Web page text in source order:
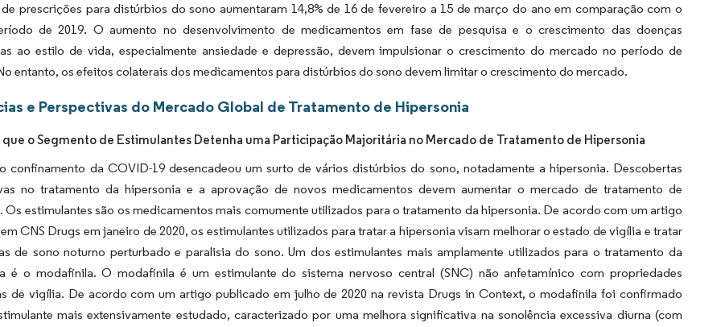
prescrições para distúrbios do sono aumentaram 14,8% de 16 de fevereiro a 15 de março do ano em comparação com o
de 2019. O aumento no desenvolvimento de medicamentos em fase de pesquisa e o crescimento das doenças
ao estilo de vida, especialmente ansiedade e depressão, devem impulsionar o crescimento do mercado no período de
entanto, os efeitos colaterais dos medicamentos para distúrbios do sono devem limitar o crescimento do mercado.
e Perspectivas do Mercado Global de Tratamento de Hipersonia
que o Segmento de Estimulantes Detenha uma Participação Majoritária no Mercado de Tratamento de Hipersonia
confinamento da COVID-19 desencadeou um surto de vários distúrbios do sono, notadamente a hipersonia. Descobertas
no tratamento da hipersonia e a aprovação de novos medicamentos devem aumentar o mercado de tratamento de
Os estimulantes são os medicamentos mais comumente utilizados para o tratamento da hipersonia. De acordo com um artigo
CNS Drugs em janeiro de 2020, os estimulantes utilizados para tratar a hipersonia visam melhorar o estado de vigília e tratar
de sono noturno perturbado e paralisia do sono. Um dos estimulantes mais amplamente utilizados para o tratamento da
é o modafinila. O modafinila é um estimulante do sistema nervoso central (SNC) não anfetamínico com propriedades
de vigília. De acordo com um artigo publicado em julho de 2020 na revista Drugs in Context, o modafinila foi confirmado
mais extensivamente estudado, caracterizado por uma melhora significativa na sonolência excessiva diurna (com